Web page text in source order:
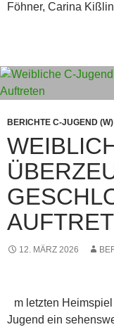
Föhner, Carina
BERICHTE C-JUGEND
12. MÄRZ 2026
m letzten
Jugend ein